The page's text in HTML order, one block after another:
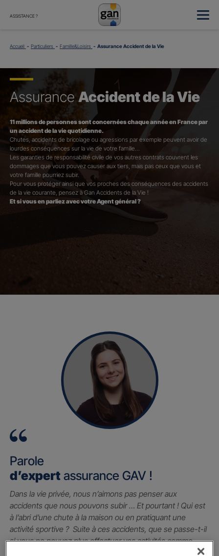
ASSISTANCE ?
Accueil Particuliers Famille&Loisirs Assurance Accident de la Vie
AssuranceAccident de la Vie
11 millions de personnes sont concernées chaque année en France par
un accident de la vie quotidienne.
Chutes, accidents de bricolage ou agressions par exemple peuvent avoir de
lourdes conséquences sur la vie de votre famille…
Les garanties de responsabilité civile de vos autres contrats couvrent les
dommages que vous pouvez causer aux tiers, mais pas ceux que vous et
votre famille pourriez subir.
Pour vous protéger ainsi que vos proches des conséquences des accidents
de la vie courante, pensez à Gan Accidents de la Vie !
Et si vous en parliez avec votre Agent général ?
Parole
d’expert assurance GAV !
Dans la vie privée, nous n’aimons pas penser aux
accidents que nous pouvons subir … Et pourtant ! Qui est
à l’abri d’une chute à la maison ou en pratiquant une
activité sportive ? Suite à ces accidents, que se passe-t-il
si vous ne pouvez plus effectuer vos activités comme